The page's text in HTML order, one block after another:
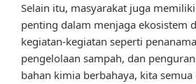
Selain itu, masyarakat juga
penting dalam menjaga ekosistem
kegiatan-kegiatan seperti
pengelolaan sampah, dan
bahan kimia berbahaya, kita